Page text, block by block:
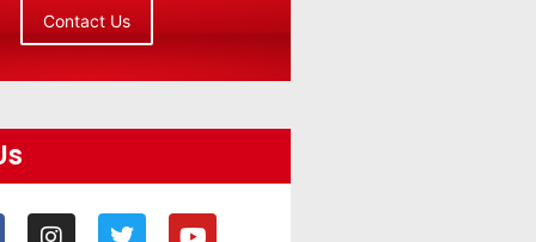
Contact Us